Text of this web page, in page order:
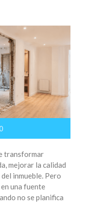
transformar
mejorar la calidad
inmueble. Pero
una fuente
no se planifica